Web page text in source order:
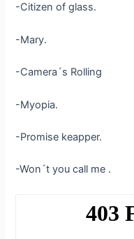
-Citizen of glass.
-Mary.
-Camera´s Rolling
-Myopia.
-Promise keapper.
-Won´t you call me .